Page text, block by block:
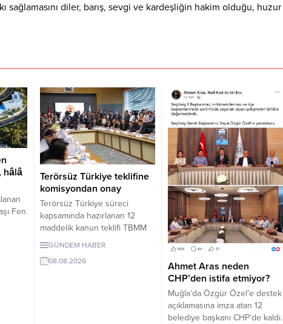
sağlamasını diler, barış, sevgi ve kardeşliğin hakim olduğu, huzur
hâlâ
Fen
Terörsüz Türkiye teklifine
komisyondan onay
Terörsüz Türkiye süreci
kapsamında hazırlanan 12
maddelik kanun teklifi TBMM
Adalet Komisyonunda kabul
erteleme düzenlemeleri
GÜNDEM HABER
08.08.2026
Ahmet Aras neden
CHP’den istifa etmiyor?
Muğla’da Özgür Özel’e destek
açıklamasına imza atan 12
belediye başkanı CHP’de kaldı.